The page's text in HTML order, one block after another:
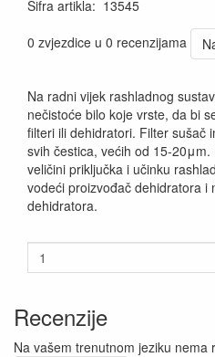
Šifra artikla: 13545
0 zvjezdice u 0 recenzijama
Na radni vijek rashladnog
nečistoće bilo koje vrste, da bi
filteri ili dehidratori. Filter sušač
svih čestica, većih od 15-
veličini priključka i učinku
vodeći proizvođač dehidratora i
dehidratora.
Recenzije
Na vašem trenutnom jeziku nema